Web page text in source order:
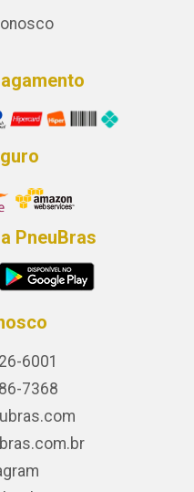
PneuBras
6001
7368